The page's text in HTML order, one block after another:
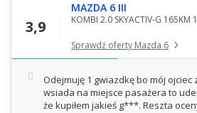
3,9
MAZDA 6 III
KOMBI 2.0 SKYACTIV-G 165KM
Sprawdź oferty Mazda 6
Odejmuję 1 gwiazdkę bo mój
wsiada na miejsce pasażera to
że kupiłem jakieś g***. Reszta